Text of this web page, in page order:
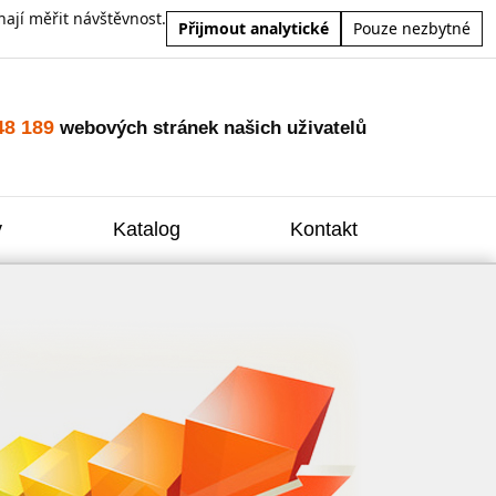
měřit návštěvnost.
Přijmout analytické Pouze nezbytné
189 webových stránek našich uživatelů
Katalog Kontakt